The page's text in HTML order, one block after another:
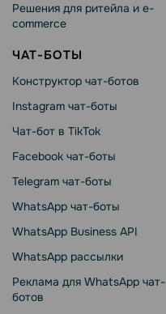
Решения для ритейла и e-
commerce
ЧАТ-БОТЫ
Конструктор чат-ботов
Instagram чат-боты
Чат-бот в TikTok
Facebook чат-боты
Telegram чат-боты
WhatsApp чат-боты
WhatsApp Business API
WhatsApp рассылки
Реклама для WhatsApp чат-
ботов